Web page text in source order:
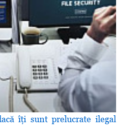
îţi sunt prelucrate ilegal